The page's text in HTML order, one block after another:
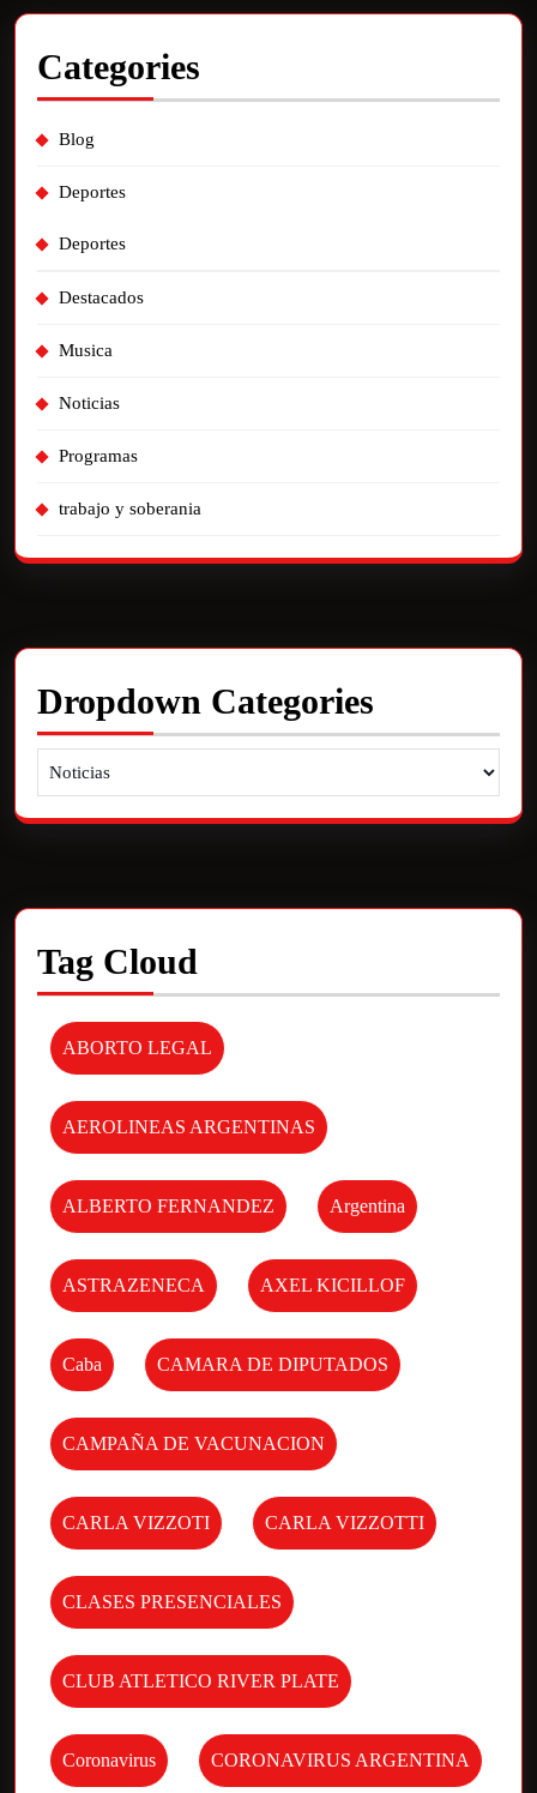
Categories
Blog
Deportes
Deportes
Destacados
Musica
Noticias
Programas
trabajo y soberania
Dropdown Categories
Tag Cloud
ABORTO LEGAL
AEROLINEAS ARGENTINAS
ALBERTO FERNANDEZ Argentina
ASTRAZENECA AXEL KICILLOF
Caba CAMARA DE DIPUTADOS
CAMPAÑA DE VACUNACION
CARLA VIZZOTI CARLA VIZZOTTI
CLASES PRESENCIALES
CLUB ATLETICO RIVER PLATE
Coronavirus CORONAVIRUS ARGENTINA